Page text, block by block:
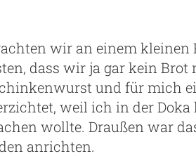
wir an einem kleinen
dass wir ja gar kein Brot
und für mich
weil ich in der Doka
wollte. Draußen war
anrichten.